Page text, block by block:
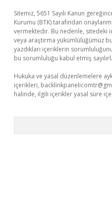
Sitemiz, 5651 Sayılı Kanun
Kurumu (BTK) tarafından
vermektedir. Bu nedenle, sitedeki
veya araştırma yükümlülüğümüz
yazdıkları içeriklerin
bu sorumluluğu kabul etmiş
Hukuka ve yasal düzenlemelere
içerikleri,
halinde, ilgili içerikler yasal süre